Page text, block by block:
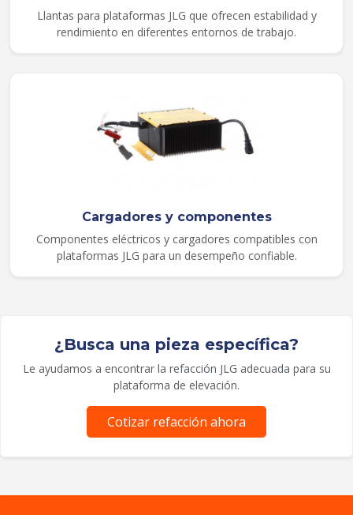
Llantas para plataformas JLG que ofrecen estabilidad y
rendimiento en diferentes entornos de trabajo.
Cargadores y componentes
Componentes eléctricos y cargadores compatibles con
plataformas JLG para un desempeño confiable.
¿Busca una pieza específica?
Le ayudamos a encontrar la refacción JLG adecuada para su
plataforma de elevación.
Cotizar refacción ahora